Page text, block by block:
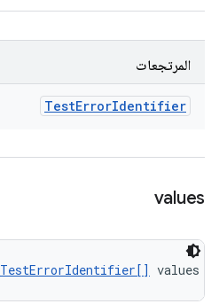
المرتجعات
TestErrorIdentifier
values
TestErrorIdentifier[] values